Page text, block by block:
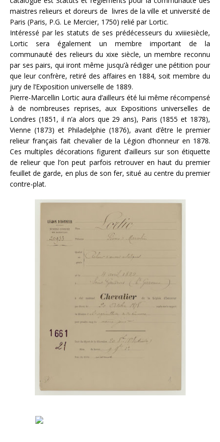
maistres relieurs et doreurs de livres de la ville et université de
Paris (Paris, P.G. Le Mercier, 1750) relié par Lortic.
Intéressé par les statuts de ses prédécesseurs du xviiiesiècle,
Lortic sera également un membre important de la
communauté des relieurs du xixe siècle, un membre reconnu
par ses pairs, qui iront même jusqu’à rédiger une pétition pour
que leur confrère, retiré des affaires en 1884, soit membre du
jury de l’Exposition universelle de 1889.
Pierre-Marcellin Lortic aura d’ailleurs été lui même récompensé
à de nombreuses reprises, aux Expositions universelles de
Londres (1851, il n’a alors que 29 ans), Paris (1855 et 1878),
Vienne (1873) et Philadelphie (1876), avant d’être le premier
relieur français fait chevalier de la Légion d’honneur en 1878.
Ces multiples décorations figurent d’ailleurs sur son étiquette
de relieur que l’on peut parfois retrouver en haut du premier
feuillet de garde, en plus de son fer, situé au centre du premier
contre-plat.